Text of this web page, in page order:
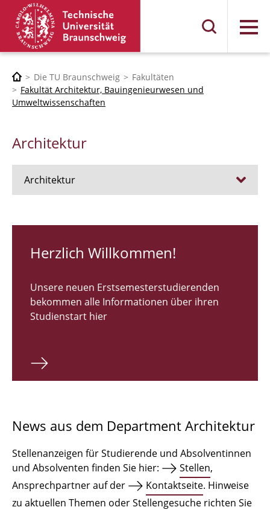
Menü
Die TU Braunschweig
Fakultäten
Fakultät Architektur, Bauingenieurwesen und
Umweltwissenschaften
Architektur
Architektur
RUNDGANG 26
Bachelor Architektur
Master Architektur
Qualifikationsprofil
Institute
Einrichtungen
Herzlich Willkommen!
Unsere neuen Erstsemesterstudierenden
bekommen alle Informationen über ihren
Studienstart hier
News aus dem Department Architektur
Stellenanzeigen für Studierende und Absolventinnen
und Absolventen finden Sie hier:
Stellen,
Ansprechpartner auf der
Kontaktseite. Hinweise
zu aktuellen Themen oder Stellengesuche richten Sie